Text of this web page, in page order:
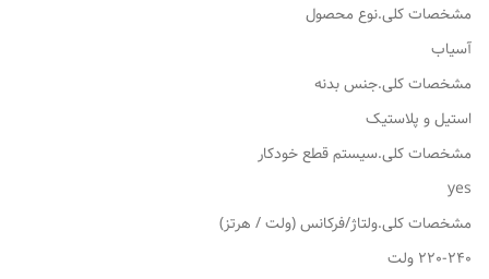
مشخصات کلی.نوع محصول
آسیاب
مشخصات کلی.جنس بدنه
استیل و پلاستیک
مشخصات کلی.سیستم قطع خودکار
yes
مشخصات کلی.ولتاژ/فرکانس (ولت / هرتز)
220-240 ولت